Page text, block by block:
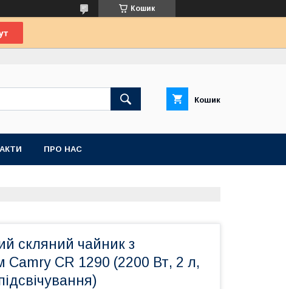
Кошик
Кошик
ПРО НАС
скляний чайник з
Camry CR 1290 (2200 Вт, 2 л,